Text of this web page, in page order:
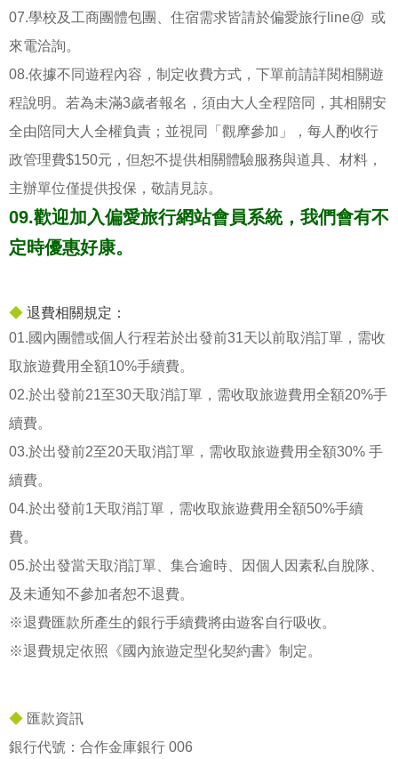
07.學校及工商團體包團、住宿需求皆請於偏愛旅行line@ 或
來電洽詢。
08.依據不同遊程內容，制定收費方式，下單前請詳閱相關遊
程說明。若為未滿3歲者報名，須由大人全程陪同，其相關安
全由陪同大人全權負責；並視同「觀摩參加」，每人酌收行
政管理費$150元，但恕不提供相關體驗服務與道具、材料，
主辦單位僅提供投保，敬請見諒。
09.歡迎加入偏愛旅行網站會員系統，我們會有不
定時優惠好康。
◆ 退費相關規定：
01.國內團體或個人行程若於出發前31天以前取消訂單，需收
取旅遊費用全額10%手續費。
02.於出發前21至30天取消訂單，需收取旅遊費用全額20%手
續費。
03.於出發前2至20天取消訂單，需收取旅遊費用全額30% 手
續費。
04.於出發前1天取消訂單，需收取旅遊費用全額50%手續
費。
05.於出發當天取消訂單、集合逾時、因個人因素私自脫隊、
及未通知不參加者恕不退費。
※退費匯款所產生的銀行手續費將由遊客自行吸收。
※退費規定依照《國內旅遊定型化契約書》制定。
◆ 匯款資訊
銀行代號：合作金庫銀行 006